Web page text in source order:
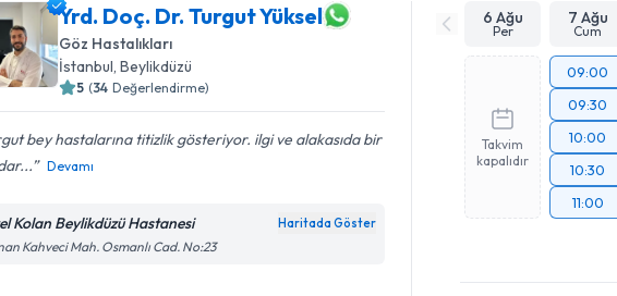
Yrd. Doç. Dr. Turgut Yüksel
Göz Hastalıkları
İstanbul, Beylikdüzü
5 (34 Değerlendirme)
bey hastalarına titizlik gösteriyor. ilgi ve alakasıda bir
Devamı
Kolan Beylikdüzü Hastanesi Haritada Göster
Kahveci Mah. Osmanlı Cad. No:23
6 Ağu
Per
7 Ağu
Cum
Takvim
kapalıdır
09:00
09:30
10:00
10:30
11:00